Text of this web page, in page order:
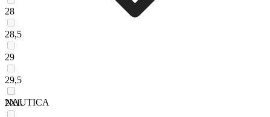
28
28,5
29
29,5
2XL
NAUTICA